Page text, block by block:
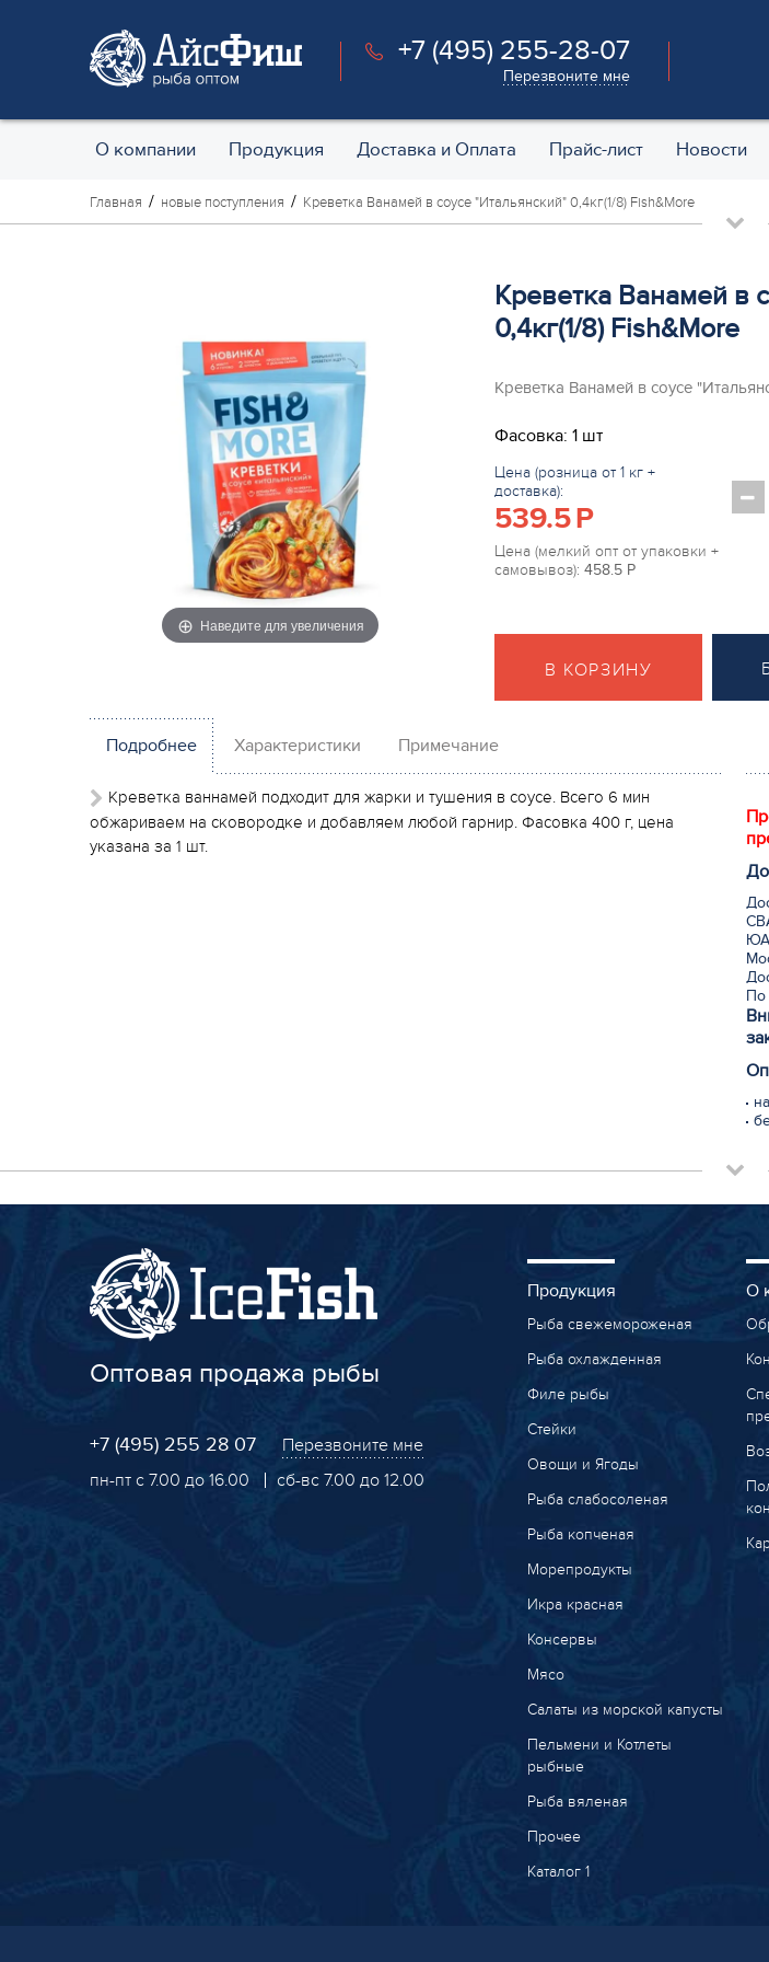
+7 (495) 255-28-07
Перезвоните мне
О компании Продукция Доставка и Оплата Прайс-лист Новости
Главная новые поступления Креветка Ванамей в соусе "Итальянский" 0,4кг(1/8) Fish&More
Наведите для увеличения
Креветка Ванамей в
0,4кг(1/8) Fish&More
Креветка Ванамей в соусе
Фасовка: 1 шт
Цена (розница от 1 кг +
доставка):
539.5P
Цена (мелкий опт от упаковки +
самовывоз): 458.5 P
В КОРЗИНУ
Подробнее Характеристики Примечание
Креветка ваннамей подходит для жарки и тушения в соусе. Всего 6 мин
обжариваем на сковородке и добавляем любой гарнир. Фасовка 400 г, цена
указана за 1 шт.
По
Оптовая продажа рыбы
+7 (495) 255 28 07
Перезвоните мне
пн-пт с 7.00 до 16.00
сб-вс 7.00 до 12.00
Продукция
Рыба свежемороженая
Рыба охлажденная
Филе рыбы
Стейки
Овощи и Ягоды
Рыба слабосоленая
Рыба копченая
Морепродукты
Икра красная
Консервы
Мясо
Салаты из морской капусты
Пельмени и Котлеты
рыбные
Рыба вяленая
Прочее
Каталог 1
О